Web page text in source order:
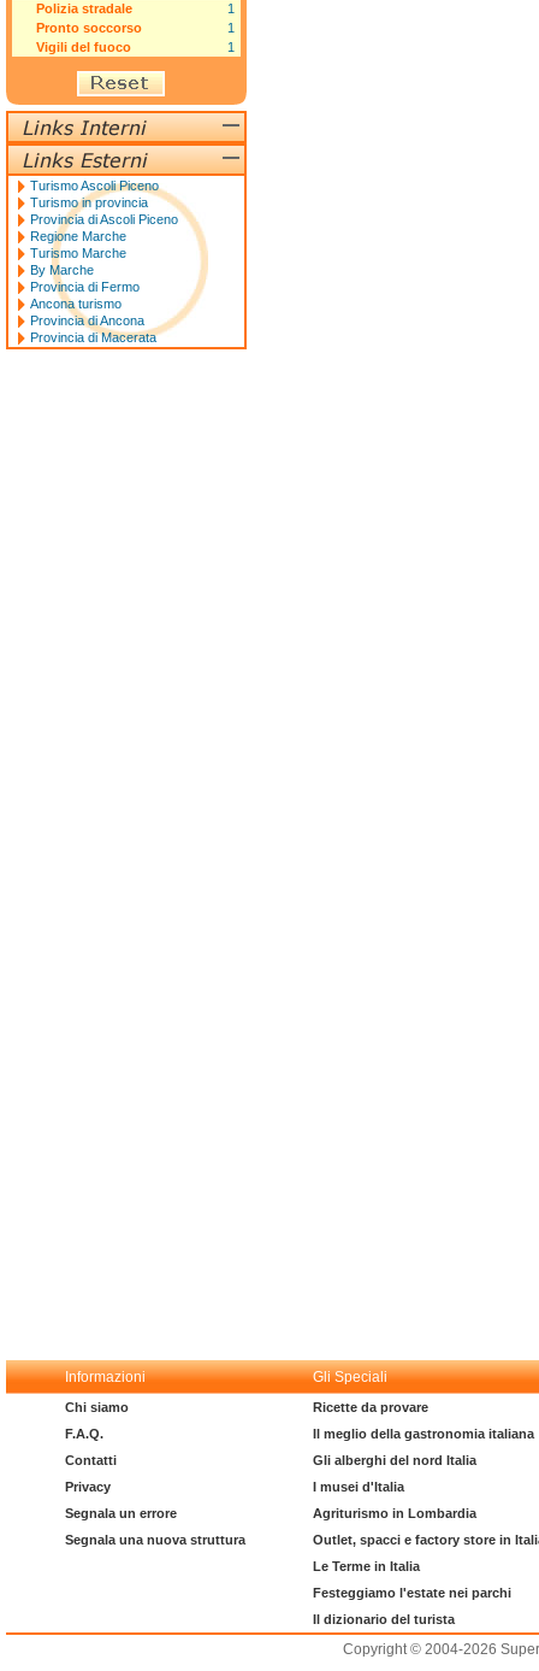
Polizia stradale
1
Pronto soccorso
1
Vigili del fuoco
1
Turismo Ascoli Piceno
Turismo in provincia
Provincia di Ascoli Piceno
Regione Marche
Turismo Marche
By Marche
Provincia di Fermo
Ancona turismo
Provincia di Ancona
Provincia di Macerata
Informazioni Gli Speciali
Chi siamo
F.A.Q.
Contatti
Privacy
Segnala un errore
Segnala una nuova struttura
Ricette da provare
Il meglio della gastronomia italiana
Gli alberghi del nord Italia
I musei d'Italia
Agriturismo in Lombardia
Outlet, spacci e factory store in
Le Terme in Italia
Festeggiamo l'estate nei parchi
Il dizionario del turista
Copyright © 2004-2026